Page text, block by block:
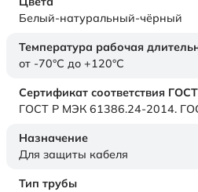
Белый-натуральный-чёрный
Температура рабочая
от -70°C до +120°C
Сертификат соответствия ГОСТ
ГОСТ Р МЭК 61386.24-2014.
Назначение
Для защиты кабеля
Тип трубы